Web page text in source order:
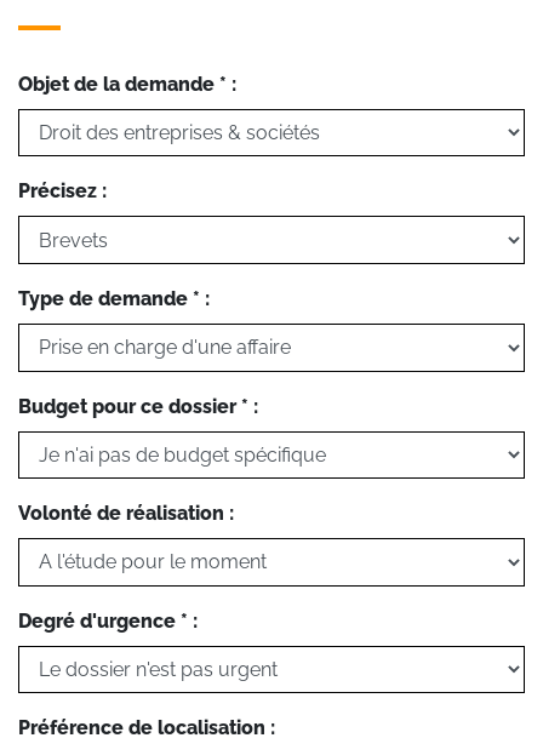
Objet de la demande * :
Précisez :
Type de demande * :
Budget pour ce dossier * :
Volonté de réalisation :
Degré d'urgence * :
Préférence de localisation :